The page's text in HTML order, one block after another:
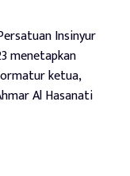
Insinyur
menetapkan
ketua,
Al Hasanati